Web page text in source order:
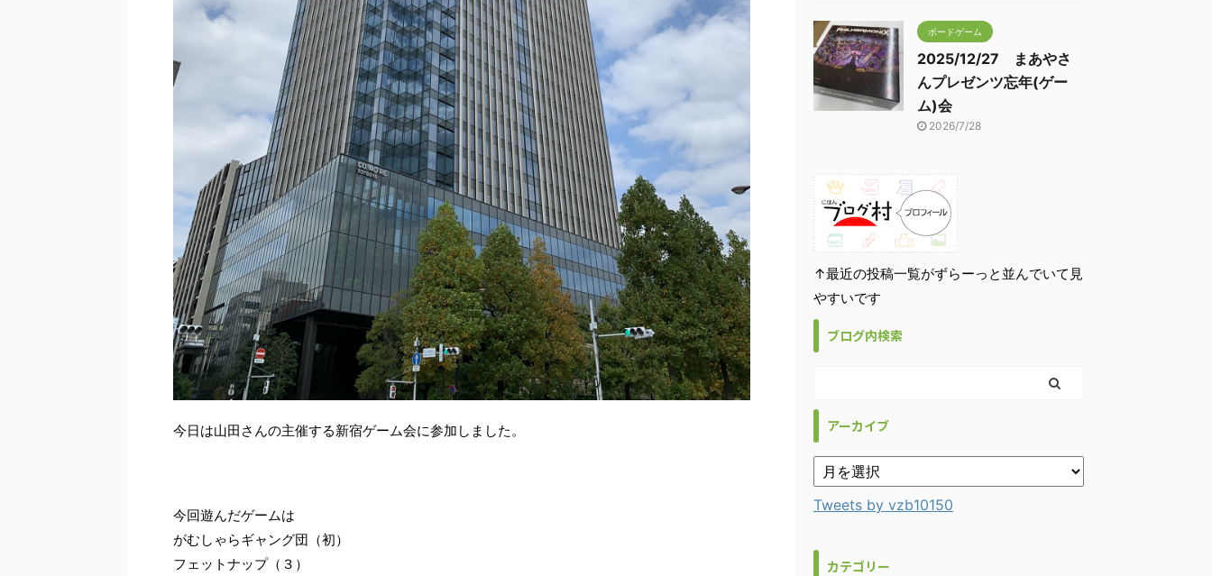
今日は山田さんの主催する新宿ゲーム会に参加しました。
今回遊んだゲームは
がむしゃらギャング団（初）
フェットナップ（３）
ボードゲーム
2025/12/27 まあやさ
んプレゼンツ忘年(ゲー
ム)会
2026/7/28
↑最近の投稿一覧がずらーっと並んでいて見
やすいです
ブログ内検索
アーカイブ
Tweets by vzb10150
カテゴリー